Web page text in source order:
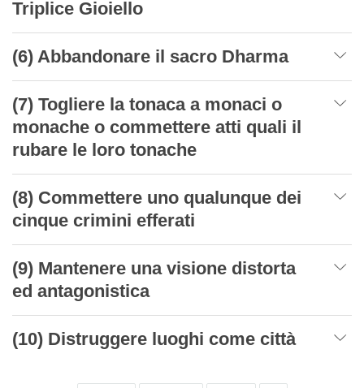
Triplice Gioiello
(6) Abbandonare il sacro Dharma
(7) Togliere la tonaca a monaci o
monache o commettere atti quali il
rubare le loro tonache
(8) Commettere uno qualunque dei
cinque crimini efferati
(9) Mantenere una visione distorta
ed antagonistica
(10) Distruggere luoghi come città